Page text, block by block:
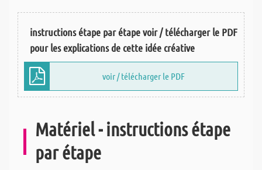
instructions étape par étape voir / télécharger le PDF
pour les explications de cette idée créative
voir / télécharger le PDF
Matériel - instructions étape
par étape